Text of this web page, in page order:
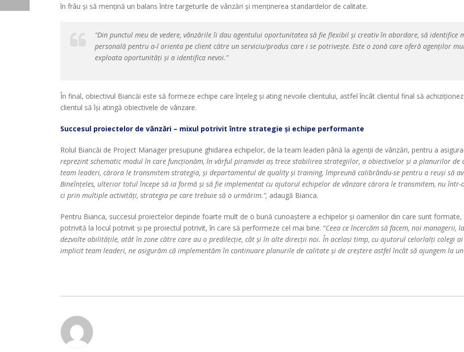
în frâu și să mențină un balans între targeturile de vânzări și menținerea standardelor de calitate.
“Din punctul meu de vedere, vânzările îi dau agentului oportunitatea să fie flexibil și creativ în abordare, să identifice
personală pentru a-l orienta pe client către un serviciu/produs care i se potrivește. Este o zonă care oferă agenților
exploata oportunități și a identifica nevoi.”
În final, obiectivul Biancăi este să formeze echipe care înțeleg și ating nevoile clientului, astfel încât clientul final să
clientul să își atingă obiectivele de vânzare.
Succesul proiectelor de vânzări – mixul potrivit între strategie și echipe performante
Rolul Biancăi de Project Manager presupune ghidarea echipelor, de la team leaderi până la agenții de vânzări, pentru a
reprezint schematic modul în care funcționăm, în vârful piramidei aș trece stabilirea strategiilor, a obiectivelor și a planurilor de
team leaderi, cărora le transmitem strategia, și departamentul de quality și training, împreună calibrându-se pentru a reuși să
Bineînțeles, ulterior totul începe să ia formă și să fie implementat cu ajutorul echipelor de vânzare cărora le transmitem, nu
ci prin multiple activități, strategia pe care trebuie să o urmărim.”, adaugă Bianca.
Pentru Bianca, succesul proiectelor depinde foarte mult de o bună cunoaștere a echipelor și oamenilor din care sunt
potrivită la locul potrivit și pe proiectul potrivit, în care să performeze cel mai bine. “Ceea ce încercăm să facem, noi managerii,
dezvolte abilitățile, atât în zone către care au o predilecție, cât și în alte direcții noi. În același timp, cu ajutorul celorlalți colegi
implicit team leaderi, ne asigurăm că implementăm în continuare planurile de calitate și de creștere astfel încât să ajungem la